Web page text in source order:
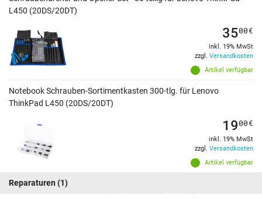
L450 (20DS/20DT)
Artikel verfügbar
3500€
inkl. 19% MwSt
zzgl. Versandkosten
Notebook Schrauben-Sortimentkasten 300-tlg. für Lenovo
ThinkPad L450 (20DS/20DT)
Artikel verfügbar
1900€
inkl. 19% MwSt
zzgl. Versandkosten
Reparaturen (1)